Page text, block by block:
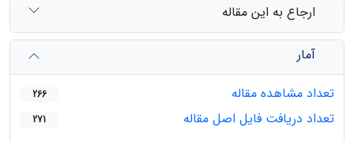
ارجاع به این مقاله
آمار
تعداد مشاهده مقاله
266
تعداد دریافت فایل اصل مقاله 271